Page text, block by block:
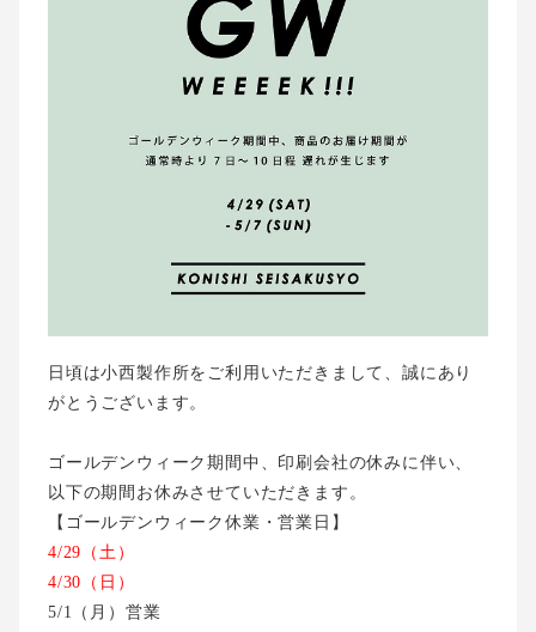
日頃は小西製作所をご利用いただきまして、誠にあり
がとうございます。
ゴールデンウィーク期間中、印刷会社の休みに伴い、
以下の期間お休みさせていただきます。
【 ゴールデンウィーク休業・営業日 】
4/29 （土）
4/30 （日）
5/1 （月）営業